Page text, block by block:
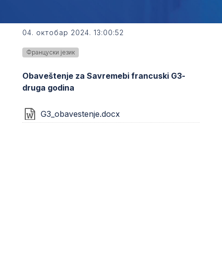
04. октобар 2024. 13:00:52
Француски језик
Obaveštenje za Savremebi francuski G3-
druga godina
G3_obavestenje.docx